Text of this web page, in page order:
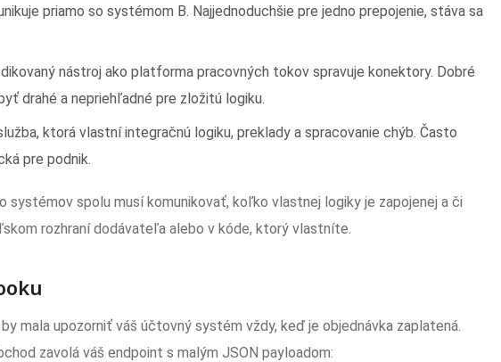
priamo so systémom B. Najjednoduchšie pre jedno prepojenie, stáva sa
nástroj ako platforma pracovných tokov spravuje konektory. Dobré
drahé a nepriehľadné pre zložitú logiku.
ktorá vlastní integračnú logiku, preklady a spracovanie chýb. Často
pre podnik.
systémov spolu musí komunikovať, koľko vlastnej logiky je zapojenej a či
rozhraní dodávateľa alebo v kóde, ktorý vlastníte.
mala upozorniť váš účtovný systém vždy, keď je objednávka zaplatená.
zavolá váš endpoint s malým JSON payloadom: